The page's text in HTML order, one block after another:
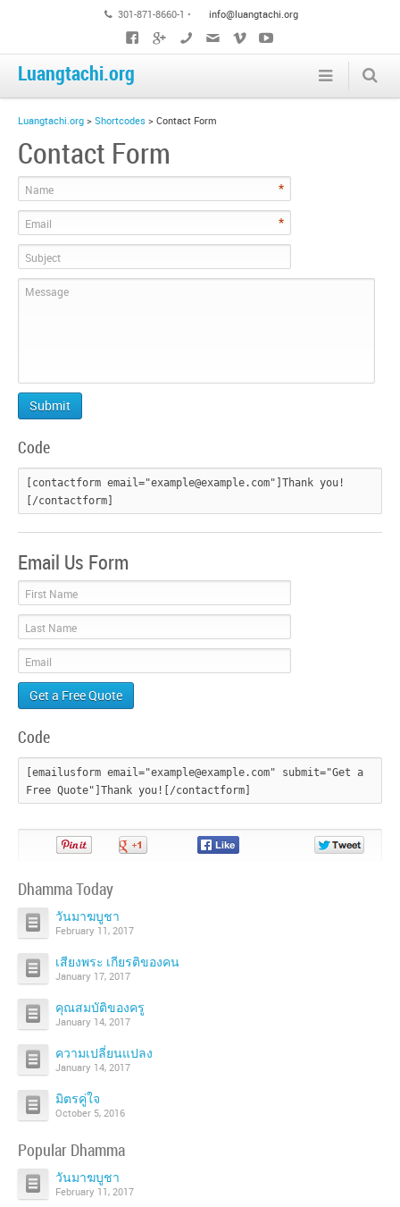
301-871-8660-1 • info@luangtachi.org
Luangtachi.org
Luangtachi.org > Shortcodes > Contact Form
Contact Form
Name *
Email *
Subject
Message
Code
[contactform email="example@example.com"]Thank you!
Email Us Form
First Name
Last Name
Email
Code
[emailusform email="example@example.com" submit="Get a
Free Quote"]Thank you![/contactform]
Share
Dhamma Today
วันมาฆบูชา
February 11, 2017
เสียงพระ เกียรติของคน
January 17, 2017
คุณสมบัติของครู
January 14, 2017
ความเปลี่ยนแปลง
January 14, 2017
มิตรคู่ใจ
October 5, 2016
Popular Dhamma
วันมาฆบูชา
February 11, 2017